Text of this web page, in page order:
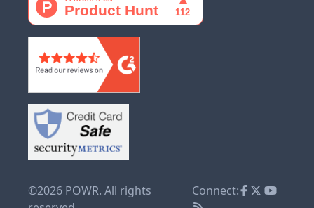
©2026 POWR. All rights
Connect: